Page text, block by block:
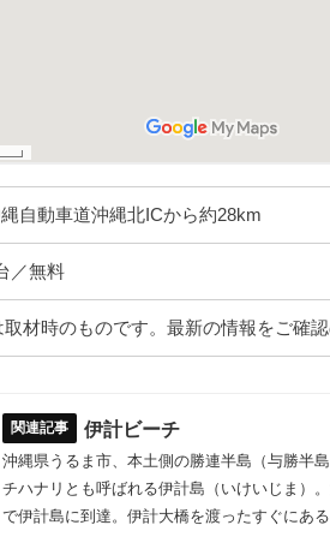
自動車道沖縄北ICから約28km
／無料
材時のものです。最新の情報をご確認
伊計ビーチ
沖縄県うるま市、本土側の勝連半島（与勝半
チハナリとも呼ばれる伊計島（いけいじま）
で伊計島に到達。伊計大橋を渡ったすぐにあ